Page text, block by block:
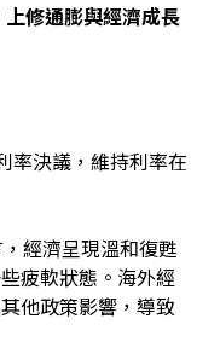
修通膨與經濟成長
率決議，維持利率在
經濟呈現溫和復甦
疲軟狀態。海外經
他政策影響，導致